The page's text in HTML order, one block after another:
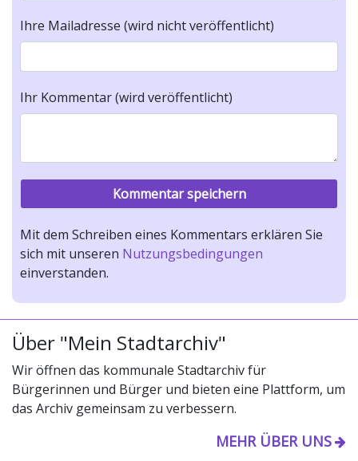
Ihre Mailadresse (wird nicht veröffentlicht)
Ihr Kommentar (wird veröffentlicht)
Mit dem Schreiben eines Kommentars erklären Sie
sich mit unseren Nutzungsbedingungen
einverstanden.
Über "Mein Stadtarchiv"
Wir öffnen das kommunale Stadtarchiv für
Bürgerinnen und Bürger und bieten eine Plattform, um
das Archiv gemeinsam zu verbessern.
MEHR ÜBER UNS